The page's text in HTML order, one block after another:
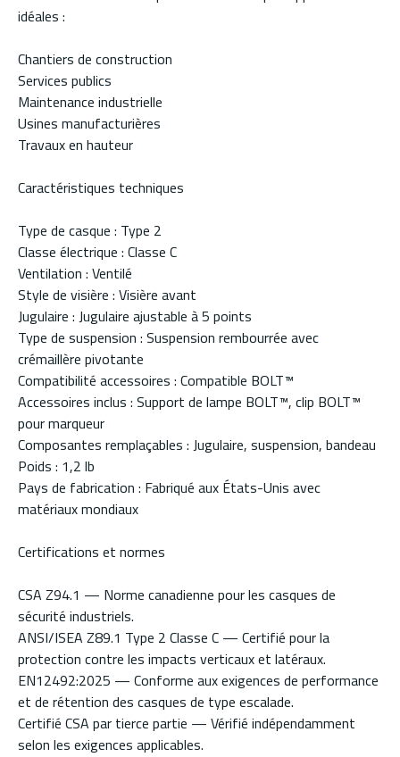
idéales :
Chantiers de construction
Services publics
Maintenance industrielle
Usines manufacturières
Travaux en hauteur
Caractéristiques techniques
Type de casque : Type 2
Classe électrique : Classe C
Ventilation : Ventilé
Style de visière : Visière avant
Jugulaire : Jugulaire ajustable à 5 points
Type de suspension : Suspension rembourrée avec
crémaillère pivotante
Compatibilité accessoires : Compatible BOLT™
Accessoires inclus : Support de lampe BOLT™, clip BOLT™
pour marqueur
Composantes remplaçables : Jugulaire, suspension, bandeau
Poids : 1,2 lb
Pays de fabrication : Fabriqué aux États-Unis avec
matériaux mondiaux
Certifications et normes
CSA Z94.1 — Norme canadienne pour les casques de
sécurité industriels.
ANSI/ISEA Z89.1 Type 2 Classe C — Certifié pour la
protection contre les impacts verticaux et latéraux.
EN12492:2025 — Conforme aux exigences de performance
et de rétention des casques de type escalade.
Certifié CSA par tierce partie — Vérifié indépendamment
selon les exigences applicables.